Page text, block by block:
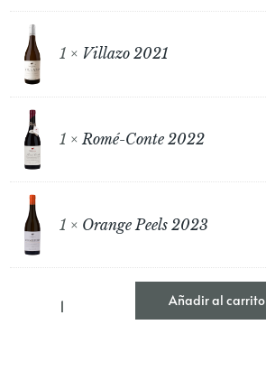
1 × Villazo 2021
1 ×Romé-Conte 2022
1 × Orange Peels 2023
Añadir al carrito